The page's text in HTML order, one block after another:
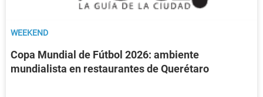
WEEKEND
Copa Mundial de Fútbol 2026: ambiente
mundialista en restaurantes de Querétaro